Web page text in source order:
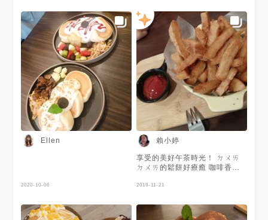
Ellen
2020-10-06
賴小婷
享受的美好午茶時光！ ㄉㄨㄞ
ㄉㄨㄞ的鬆餅好療癒 咖啡香氣
光
2019-11-21